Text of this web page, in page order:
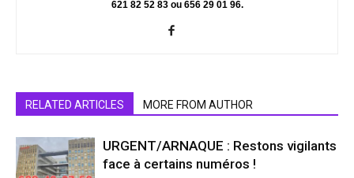
621 82 52 83 ou 656 29 01 96.
RELATED ARTICLES MORE FROM AUTHOR
URGENT/ARNAQUE : Restons vigilants
face à certains numéros !